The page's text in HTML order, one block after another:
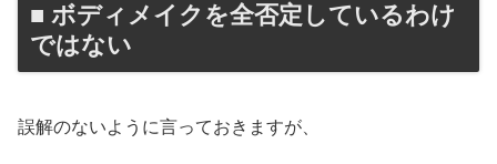
■ ボディメイクを全否定しているわけ
ではない
誤解のないように言っておきますが、